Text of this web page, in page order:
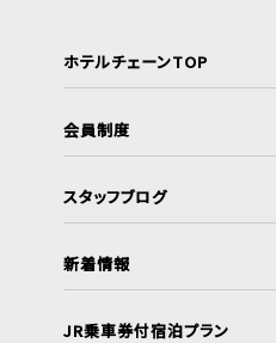
ホテルチェーンTOP
会員制度
スタッフブログ
新着情報
JR乗車券付宿泊プラン